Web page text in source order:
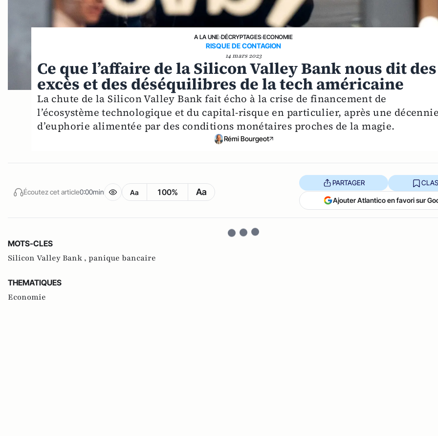
A LA UNE›DÉCRYPTAGES›ECONOMIE
RISQUE DE CONTAGION
14 mars 2023
Ce que l’affaire de la Silicon Valley Bank nous dit des
excès et des déséquilibres de la tech américaine
La chute de la Silicon Valley Bank fait écho à la crise de financement de
l’écosystème technologique et du capital-risque en particulier, après une décennie
d’euphorie alimentée par des conditions monétaires proches de la magie.
Rémi Bourgeot
Écoutez cet article0:00min Aa 100% Aa
PARTAGER
Ajouter Atlantico en favori sur
MOTS-CLES
Silicon Valley Bank , panique bancaire
THEMATIQUES
Economie